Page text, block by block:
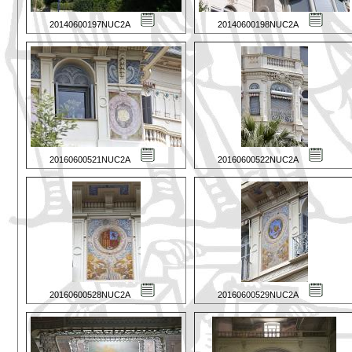
20140600197NUC2A 20140600198NUC2A
20160600521NUC2A 20160600522NUC2A
20160600528NUC2A 20160600529NUC2A